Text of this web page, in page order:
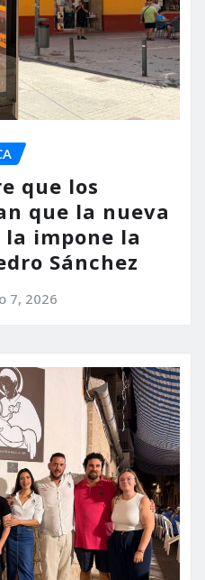
que los
que la nueva
impone la
Sánchez
7, 2026